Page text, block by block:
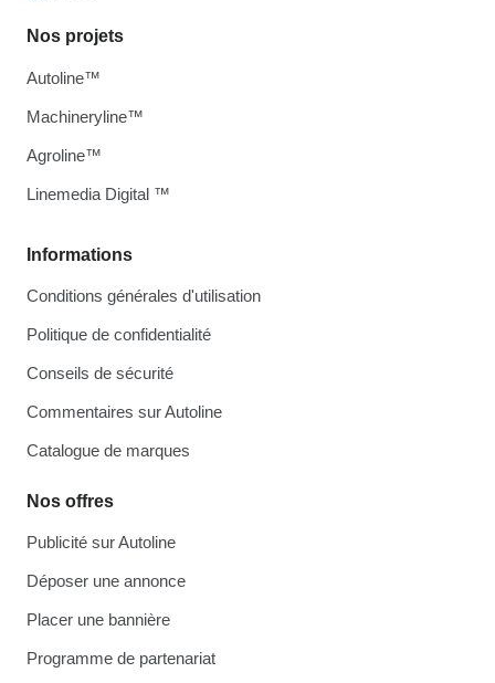
Informations
Conditions générales d'utilisation
Politique de confidentialité
Conseils de sécurité
Commentaires sur Autoline
Catalogue de marques
Nos offres
Publicité sur Autoline
Déposer une annonce
Placer une bannière
Programme de partenariat
Nos projets
Autoline™
Machineryline™
Agroline™
Linemedia Digital ™